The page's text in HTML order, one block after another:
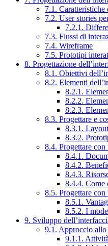
7.1. Caratteristiche
7.2. User stories
7.2.1.
7.3. Flussi di
7.4. Wireframe
7.5. Prototipi
8. Progettazione
8.1. Obiettivi
8.2. Elementi
8.2.1.
8.2.2.
8.2.3.
8.3. Progettare e
8.3.1.
8.3.2.
8.4. Progettare
8.4.1.
8.4.2.
8.4.3.
8.4.4. Come
8.5. Progettare
8.5.1.
8.5.2. I
9. Sviluppo
9.1. Approccio
9.1.1.